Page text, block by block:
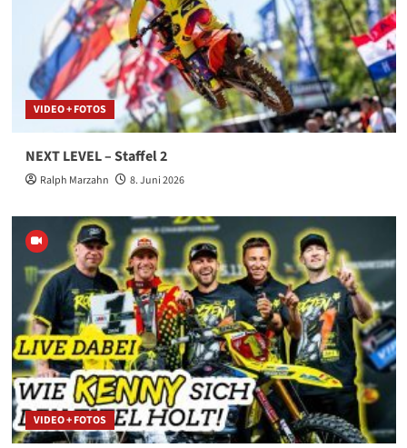
VIDEO + FOTOS
NEXT LEVEL – Staffel 2
Ralph Marzahn 8. Juni 2026
VIDEO + FOTOS